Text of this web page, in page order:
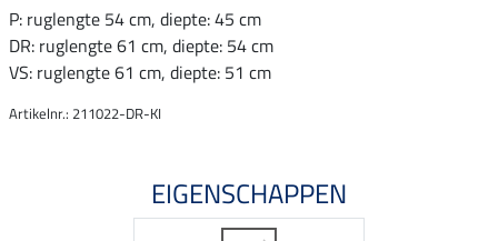
P: ruglengte 54 cm, diepte: 45 cm
DR: ruglengte 61 cm, diepte: 54 cm
VS: ruglengte 61 cm, diepte: 51 cm
Artikelnr.: 211022-DR-KI
EIGENSCHAPPEN